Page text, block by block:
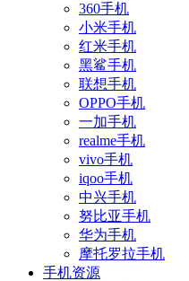
360手机
小米手机
红米手机
黑鲨手机
联想手机
OPPO手机
一加手机
realme手机
vivo手机
iqoo手机
中兴手机
努比亚手机
华为手机
摩托罗拉手机
手机资源